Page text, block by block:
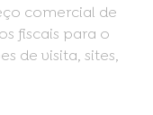
comercial de
fiscais para o
de visita, sites,